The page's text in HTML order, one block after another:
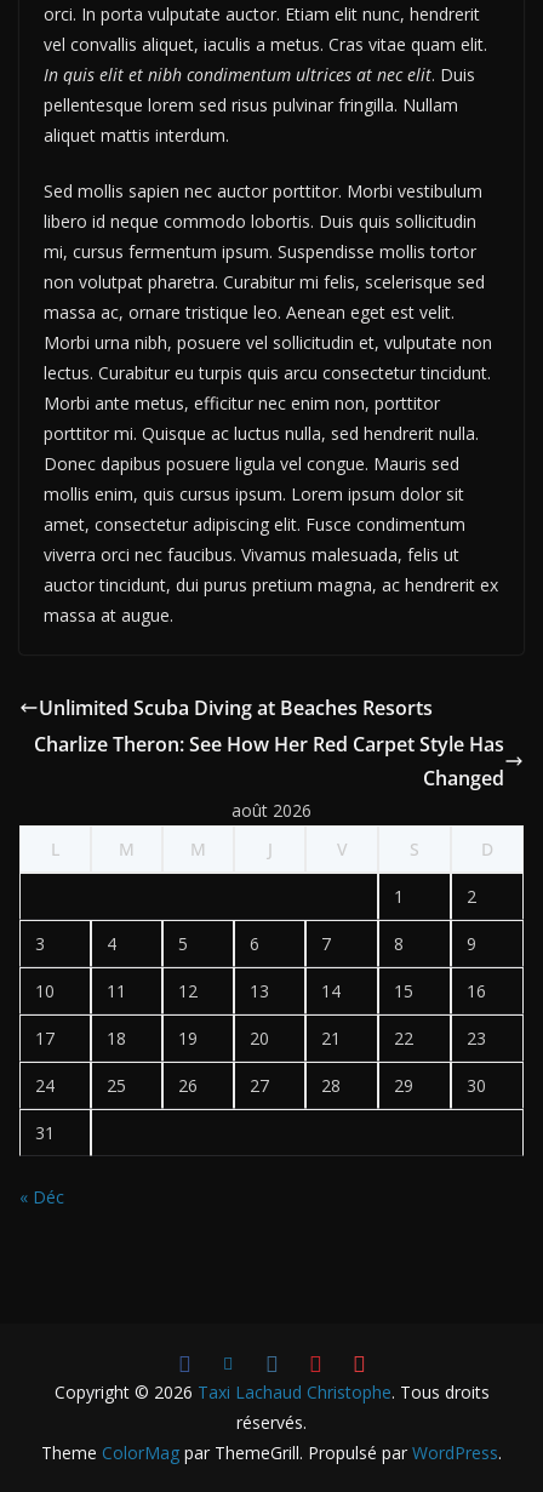
orci. In porta vulputate auctor. Etiam elit nunc, hendrerit
vel convallis aliquet, iaculis a metus. Cras vitae quam elit.
In quis elit et nibh condimentum ultrices at nec elit. Duis
pellentesque lorem sed risus pulvinar fringilla. Nullam
aliquet mattis interdum.
Sed mollis sapien nec auctor porttitor. Morbi vestibulum
libero id neque commodo lobortis. Duis quis sollicitudin
mi, cursus fermentum ipsum. Suspendisse mollis tortor
non volutpat pharetra. Curabitur mi felis, scelerisque sed
massa ac, ornare tristique leo. Aenean eget est velit.
Morbi urna nibh, posuere vel sollicitudin et, vulputate non
lectus. Curabitur eu turpis quis arcu consectetur tincidunt.
Morbi ante metus, efficitur nec enim non, porttitor
porttitor mi. Quisque ac luctus nulla, sed hendrerit nulla.
Donec dapibus posuere ligula vel congue. Mauris sed
mollis enim, quis cursus ipsum. Lorem ipsum dolor sit
amet, consectetur adipiscing elit. Fusce condimentum
viverra orci nec faucibus. Vivamus malesuada, felis ut
auctor tincidunt, dui purus pretium magna, ac hendrerit ex
massa at augue.
Unlimited Scuba Diving at Beaches Resorts
Charlize Theron: See How Her Red Carpet Style Has
Changed
août 2026
L
M M J V S D
1 2
3 4 5 6 7 8 9
10 11 12 13 14 15 16
17 18 19 20 21 22 23
24 25 26 27 28 29 30
31
« Déc
Copyright © 2026 Taxi Lachaud Christophe. Tous droits
réservés.
Theme ColorMag par ThemeGrill. Propulsé par WordPress.